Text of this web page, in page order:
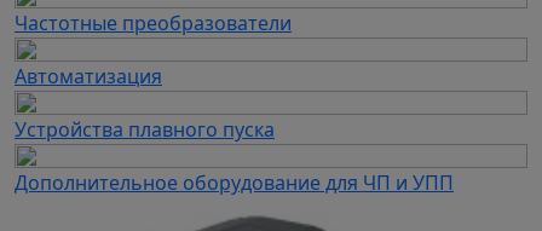
Частотные преобразователи
Автоматизация
Устройства плавного пуска
Дополнительное оборудование для ЧП и УПП